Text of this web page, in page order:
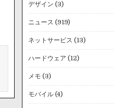
デザイン (3)
ニュース (919)
ネットサービス (13)
ハードウェア (12)
メモ (3)
モバイル(4)